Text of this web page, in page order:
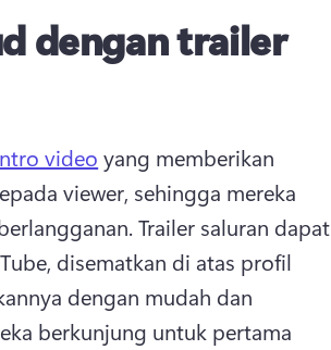
dengan trailer
a new tab)
video yang memberikan
viewer, sehingga mereka
Trailer saluran dapat
disematkan di atas profil
dengan mudah dan
berkunjung untuk pertama